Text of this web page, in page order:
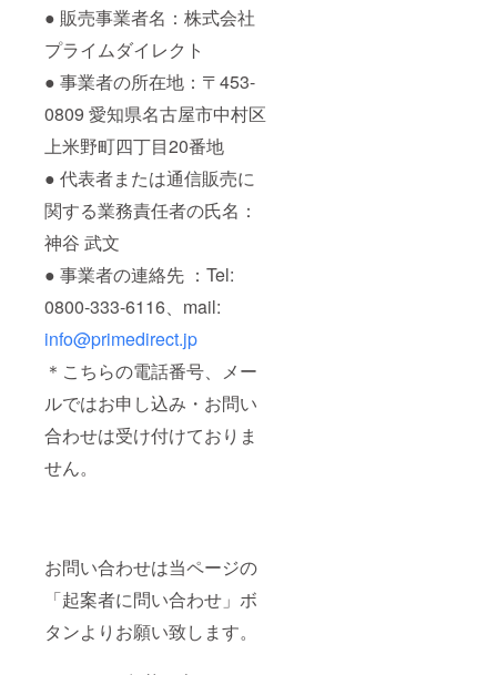
● 販売事業者名：株式会社
プライムダイレクト
● 事業者の所在地：〒453-
0809 愛知県名古屋市中村区
上米野町四丁目20番地
● 代表者または通信販売に
関する業務責任者の氏名：
神谷 武文
● 事業者の連絡先 ：Tel:
0800-333-6116、mail:
info@primedirect.jp
＊こちらの電話番号、メー
ルではお申し込み・お問い
合わせは受け付けておりま
せん。
お問い合わせは当ページの
「起案者に問い合わせ」ボ
タンよりお願い致します。